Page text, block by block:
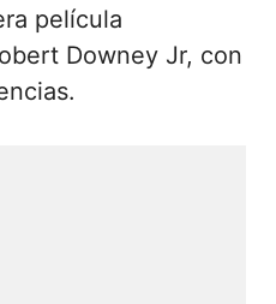
película
Downey Jr, con